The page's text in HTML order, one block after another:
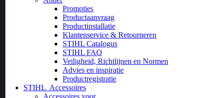
Promoties
Productaanvraag
Productinstallatie
Klantenservice & Retourneren
STIHL Catalogus
STIHL FAQ
Veiligheid, Richtlijnen en Normen
Advies en inspiratie
Productregistratie
STIHL Accessoires